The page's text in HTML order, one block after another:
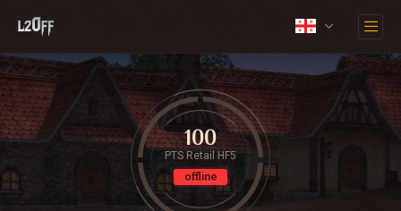
100
PTS Retail HF5
offline